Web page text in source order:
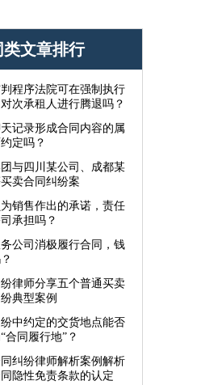
类文章排行
程序法院可在强制执行
次承租人进行腾退吗？
记录形成合同内容的属
定吗？
与四川某公司、成都某
卖合同纠纷案
销售作出的承诺，责任
承担吗？
公司消极履行合同，钱
律师分享五个普通买卖
典型案例
中约定的交货地点能否
合同履行地”？
纠纷律师解析案例解析
隐性免责条款的认定